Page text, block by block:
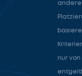
nur